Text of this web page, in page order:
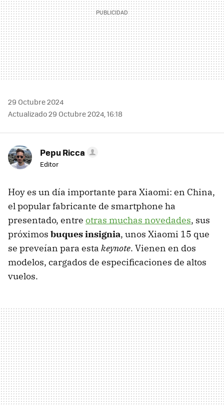
29 Octubre 2024
Actualizado 29 Octubre 2024, 16:18
Pepu Ricca
Editor
Hoy es un día importante para Xiaomi: en China,
el popular fabricante de smartphone ha
presentado, entre otras muchas novedades, sus
próximos buques insignia, unos Xiaomi 15 que
se preveían para esta keynote. Vienen en dos
modelos, cargados de especificaciones de altos
vuelos.